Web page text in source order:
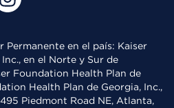
Permanente en el país: Kaiser
en el Norte y Sur de
Foundation Health Plan de
Health Plan de Georgia, Inc.,
Piedmont Road NE, Atlanta,